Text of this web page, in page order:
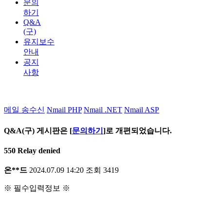
문의
하기
Q&A
(구)
유지보수
안내
공지
사항
메일 송수신 Nmail PHP Nmail .NET Nmail ASP
Q&A(구) 게시판은 [문의하기 ]로 개편되었습니다.
550 Relay denied
온**드 2024.07.09 14:20 조회 3419
※ 필수입력정보 ※